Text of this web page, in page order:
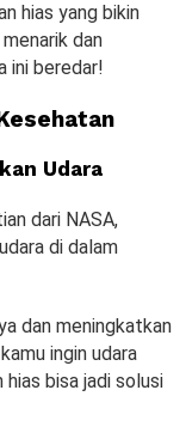
hias yang bikin
dan
ini beredar!
Udara
dari NASA,
di dalam
dan meningkatkan
ingin udara
hias bisa jadi solusi